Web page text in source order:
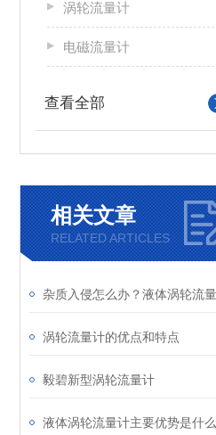
涡轮流量计
电磁流量计
查看全部
相关文章
RELATED ARTICLES
涡轮流量计的优点和特点
毅碧新型涡轮流量计
液体涡轮流量计主要优势是什么